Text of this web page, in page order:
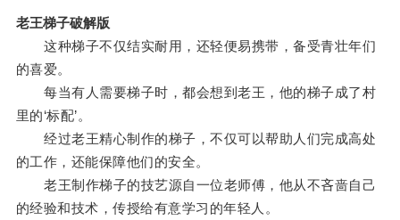
老王梯子破解版
这种梯子不仅结实耐用，还轻便易携带，备受青壮年们
的喜爱。
每当有人需要梯子时，都会想到老王，他的梯子成了村
里的‘标配’。
经过老王精心制作的梯子，不仅可以帮助人们完成高处
的工作，还能保障他们的安全。
老王制作梯子的技艺源自一位老师傅，他从不吝啬自己
的经验和技术，传授给有意学习的年轻人。